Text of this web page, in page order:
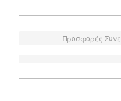
Προσφορές